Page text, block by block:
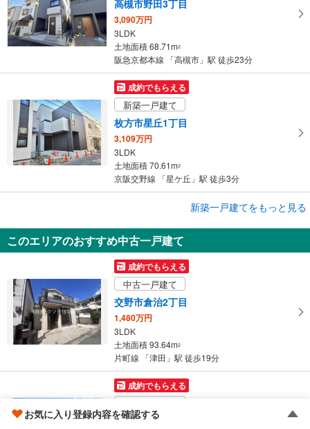
高槻市野田3丁目
3,090万円
3LDK
土地面積 68.71m2
阪急京都本線 「高槻市」駅 徒歩23分
成約でもらえる
新築一戸建て
枚方市星丘1丁目
3,109万円
3LDK
土地面積 70.61m2
京阪交野線 「星ケ丘」駅 徒歩3分
枚方市星丘1丁目
3,009万円
3LDK
土地面積 71.91m
京阪交野線 「星ケ丘」駅 徒歩3分
新築一戸建てをもっと見る
このエリアのおすすめ中古一戸建て
成約でもらえる
中古一戸建て
交野市倉治2丁目
1,480万円
3LDK
土地面積 93.64m2
片町線 「津田」駅 徒歩19分
成約でもらえる
枚方市村野東町
お気に入り登録内容を確認する